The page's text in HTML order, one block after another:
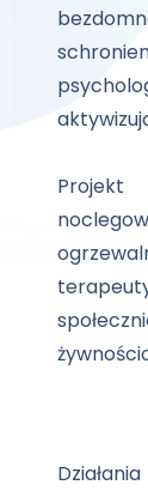
Projekt